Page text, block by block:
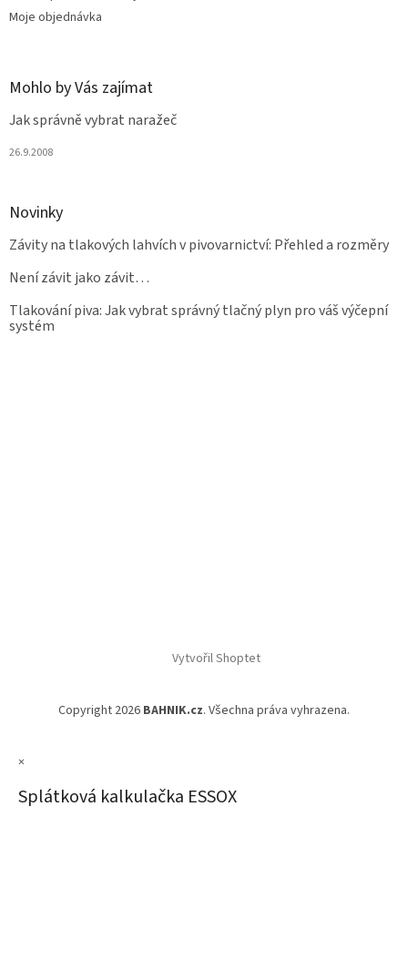
Moje objednávka
Mohlo by Vás zajímat
Jak správně vybrat naražeč
26.9.2008
Novinky
Závity na tlakových lahvích v pivovarnictví: Přehled a rozměry
Není závit jako závit…
Tlakování piva: Jak vybrat správný tlačný plyn pro váš výčepní
systém
Vytvořil Shoptet
Copyright 2026 BAHNIK.cz. Všechna práva vyhrazena.
×
Splátková kalkulačka ESSOX